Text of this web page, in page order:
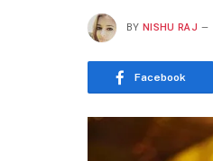
BY NISHU RAJ
Facebook